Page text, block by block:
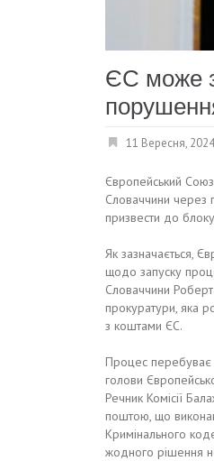
ЄС може
11 Вересня, 2024
Європейський
Словаччини
призвести до
Як зазначається,
щодо запуску
Словаччини
прокуратури, яка
з коштами ЄС.
Процес перебуває
голови
Речник Комісії
поштою, що
Кримінального
жодного рішення